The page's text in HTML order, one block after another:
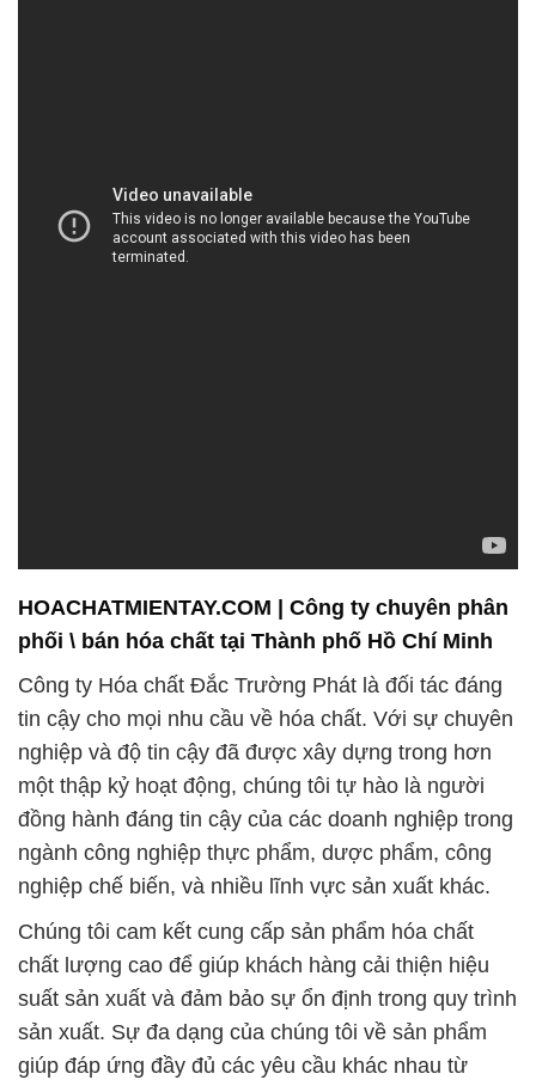
HOACHATMIENTAY.COM | Công ty chuyên phân
phối \ bán hóa chất tại Thành phố Hồ Chí Minh
Công ty Hóa chất Đắc Trường Phát là đối tác đáng
tin cậy cho mọi nhu cầu về hóa chất. Với sự chuyên
nghiệp và độ tin cậy đã được xây dựng trong hơn
một thập kỷ hoạt động, chúng tôi tự hào là người
đồng hành đáng tin cậy của các doanh nghiệp trong
ngành công nghiệp thực phẩm, dược phẩm, công
nghiệp chế biến, và nhiều lĩnh vực sản xuất khác.
Chúng tôi cam kết cung cấp sản phẩm hóa chất
chất lượng cao để giúp khách hàng cải thiện hiệu
suất sản xuất và đảm bảo sự ổn định trong quy trình
sản xuất. Sự đa dạng của chúng tôi về sản phẩm
giúp đáp ứng đầy đủ các yêu cầu khác nhau từ